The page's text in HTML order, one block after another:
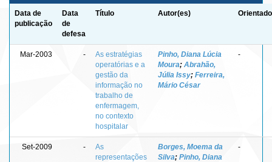
Data de
publicação
Data
de
defesa
Título Autor(es)
Mar-2003 -
As estratégias
operatórias e a
gestão da
informação no
trabalho de
enfermagem,
no contexto
hospitalar
Pinho, Diana Lúcia
Moura; Abrahão,
Júlia Issy; Ferreira,
Mário César
-
Set-2009 -
As
representações
Borges, Moema da
Silva; Pinho, Diana
-